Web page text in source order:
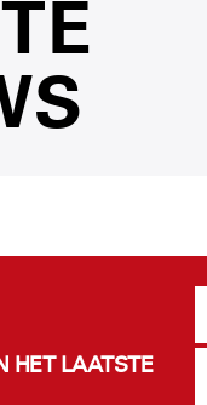
HET LAATSTE